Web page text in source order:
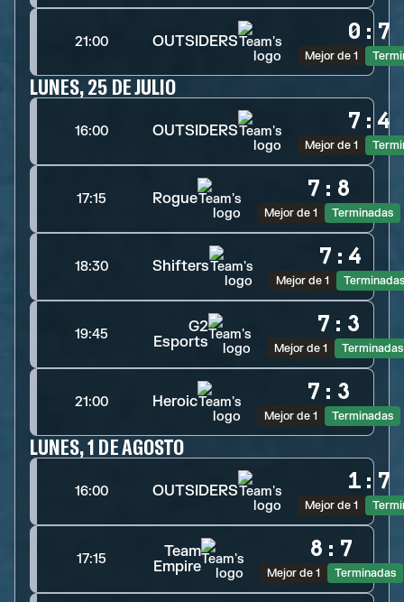
21:00 OUTSIDERS 0 : 7
Mejor de 1
LUNES, 25 DE JULIO
16:00 OUTSIDERS 7 : 4
Mejor de 1
17:15 Rogue 7 : 8
Mejor de 1 Terminadas
18:30 Shifters 7 : 4
Mejor de 1 Terminadas
19:45
G2
Esports
7 : 3
Mejor de 1 Terminadas
21:00 Heroic 7 : 3
Mejor de 1 Terminadas
LUNES, 1 DE AGOSTO
16:00 OUTSIDERS 1 : 7
Mejor de 1
17:15
Team
Empire
8 : 7
Mejor de 1 Terminadas